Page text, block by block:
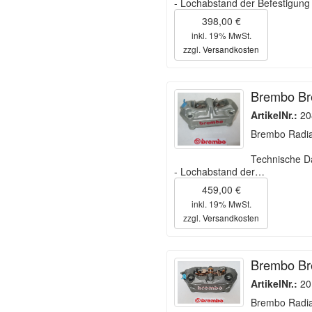
398,00 €
inkl. 19% MwSt.
zzgl. Versandkosten
Brembo
ArtikelNr.:
Brembo
Technische
- Lochabstand der…
459,00 €
inkl. 19% MwSt.
zzgl. Versandkosten
Brembo
ArtikelNr.:
Brembo